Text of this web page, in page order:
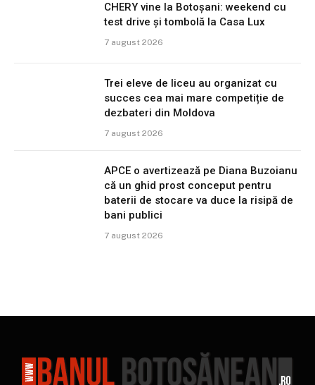
CHERY vine la Botoșani: weekend cu
test drive și tombolă la Casa Lux
7 august 2026
Trei eleve de liceu au organizat cu
succes cea mai mare competiție de
dezbateri din Moldova
7 august 2026
APCE o avertizează pe Diana Buzoianu
că un ghid prost conceput pentru
baterii de stocare va duce la risipă de
bani publici
7 august 2026